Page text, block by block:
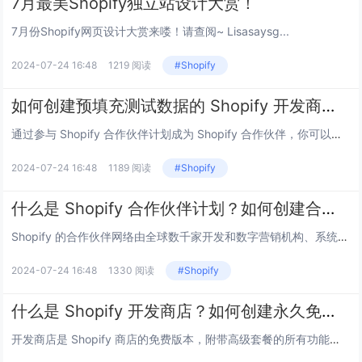
7月份Shopify网页设计大赏来喽！请查阅~ Lisasaysg...
2024-07-24 16:48 1219 阅读 #Shopify
如何创建预填充测试数据的 Shopify 开发商店？
通过参与 Shopify 合作伙伴计划成为 Shopify 合作伙伴，你可以使用 Shopify 完整的开发商店环境创建不限数量的免费开发商店、测试应用或模板。 默认情况下，Shopify 开发商店将创建为空白商店，其中不包含任何数据。...
2024-07-24 16:48 1189 阅读 #Shopify
什么是 Shopify 合作伙伴计划？如何创建合作伙伴账户？
Shopify 的合作伙伴网络由全球数千家开发和数字营销机构、系统集成商和技术合作伙伴组成。 Shopify 合作伙伴计划 Shopify 合作伙伴计划可免费加入，Shopify 合作伙伴可通过该计划发展业务赚取收入，你可以通过为商家开...
2024-07-24 16:48 1330 阅读 #Shopify
什么是 Shopify 开发商店？如何创建永久免费的测试店铺？
开发商店是 Shopify 商店的免费版本，附带高级套餐的所有功能以及 Shopify Plus 套餐的部分功能（提供无限试用期），可用于为你的客户设计、构建、测试和优化商店，你还可以在构建商店时利用它来测试模板和应用。 什么是 Shop...